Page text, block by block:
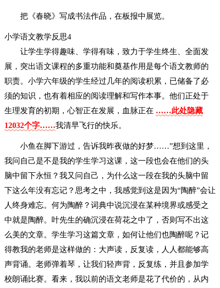
把《春晓》写成书法作品，在板报中展览。
小学语文教学反思4
让学生学得趣味、学得有味，致力于学生终生、全面发
展，突出语文课程的多重功能和奠基作用是每个语文教师的
职责。小学六年级的学生经过几年的阅读积累，已储备了必
须的知识，也有着相应的阅读理解和写作本事。他们正处于
生理发育的初期，心智正在发展，血脉正在 ……此处隐藏
12032个字……我清早飞行的快乐。
小鱼在脚下游过，告诉我昨夜做的好梦……”想到这里，
我问自己是不是我的学生学习这课，这一段也会在他们的头
脑中留下永恒？我又问自己，为什么这一段在我的头脑中留
下这么年没有忘记？思考之中，我感觉到这是因为“陶醉”会让
人终身难忘。何为陶醉？词典中说沉浸在某种境界或感受之
中就是陶醉。叶先生的确沉浸在荷花之中了，否则写不出这
么美的文章。学生学习这篇文章，如何让他们也陶醉呢？记
得教我的老师是这样做的：大声读，反复读，人人都能够高
声背诵。老师弹着琴，让我们轻声背，反复练，并且参加学
校朗诵比赛。看来，我以前的语文老师是花了代价的，从内